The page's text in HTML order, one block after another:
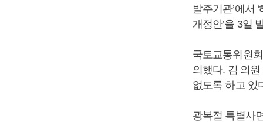
발주기관’에서
개정안’을 3일
국토교통위원
의했다. 김 의
없도록 하고 있
광복절 특별사